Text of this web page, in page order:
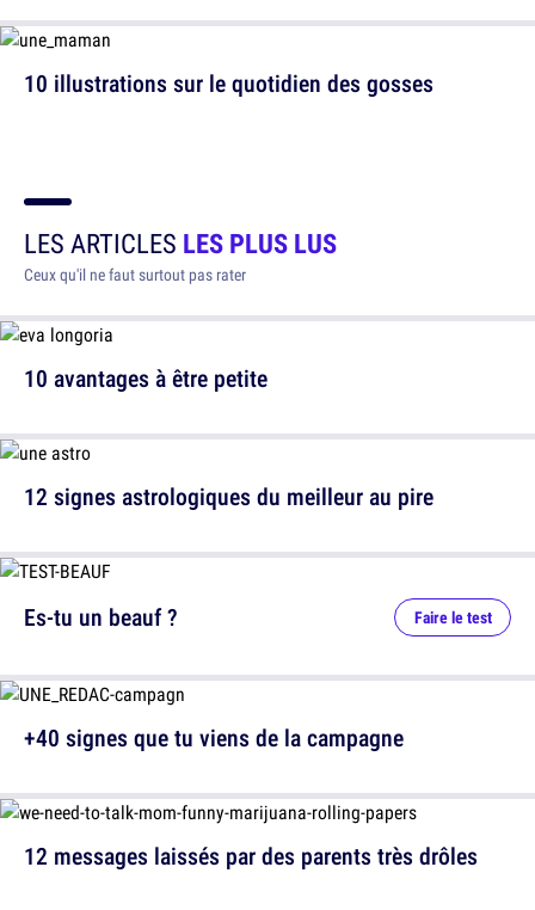
10 illustrations sur le quotidien des gosses
LES ARTICLES LES PLUS LUS
Ceux qu'il ne faut surtout pas rater
10 avantages à être petite
12 signes astrologiques du meilleur au pire
12 messages laissés par des parents très drôles
Es-tu un beauf ? Faire le test
+40 signes que tu viens de la campagne